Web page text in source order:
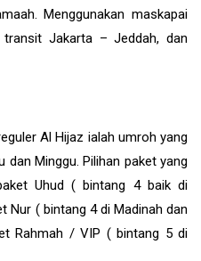
Menggunakan maskapai
Jakarta – Jeddah, dan
Al Hijaz ialah umroh yang
Minggu. Pilihan paket yang
Uhud ( bintang 4 baik di
Nur ( bintang 4 di Madinah dan
Rahmah / VIP ( bintang 5 di